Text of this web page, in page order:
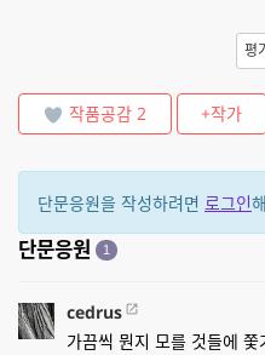
평
작품공감 2 +작가
단문응원을 작성하려면 로그인
단문응원 1
cedrus
가끔씩 뭔지 모를 것들에